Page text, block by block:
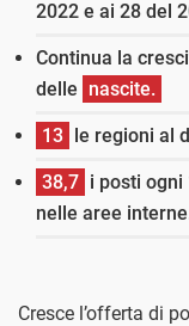
2022 e ai 28 del
Continua la
delle nascite.
13 le regioni al
38,7 i posti ogni
nelle aree
Cresce l’offerta di